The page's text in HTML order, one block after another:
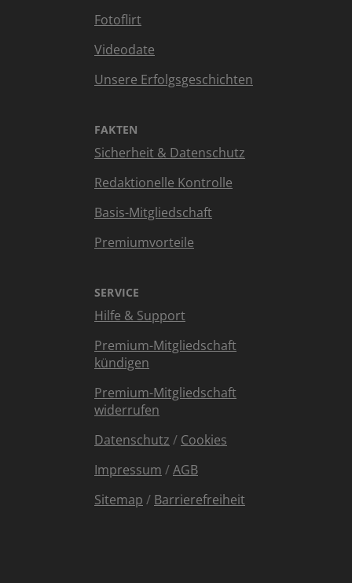
Fotoflirt
Videodate
Unsere Erfolgsgeschichten
FAKTEN
Sicherheit & Datenschutz
Redaktionelle Kontrolle
Basis-Mitgliedschaft
Premiumvorteile
SERVICE
Hilfe & Support
Premium-Mitgliedschaft
kündigen
Premium-Mitgliedschaft
widerrufen
Datenschutz / Cookies
Impressum /AGB
Sitemap / Barrierefreiheit